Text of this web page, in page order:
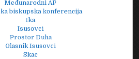
Međunarodni AP
biskupska konferencija
Ika
Isusovci
Prostor Duha
Glasnik Isusovci
Skac